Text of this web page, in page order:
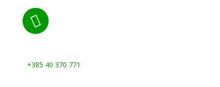

+385 40 370 771